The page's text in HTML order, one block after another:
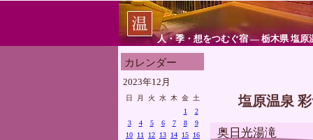
人・季・想をつむぐ宿 ― 栃木県 塩原
カレンダー
2023年12月
日 月 火 水 木 金
土
1
2
3
4 5 6 7 8
9
10
11 12 13 14 15
16
塩原温泉
奥日光湯滝